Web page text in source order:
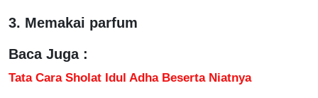
3. Memakai parfum
Baca Juga :
Tata Cara Sholat Idul Adha Beserta Niatnya